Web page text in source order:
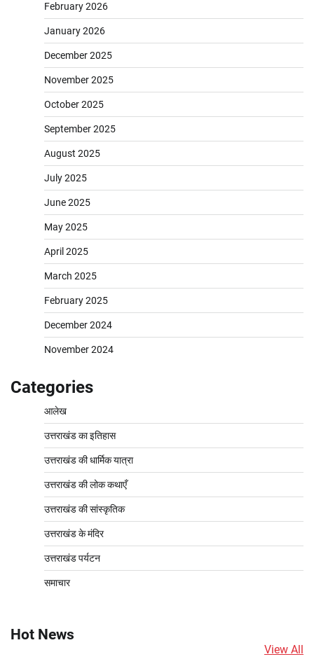
February 2026
January 2026
December 2025
November 2025
October 2025
September 2025
August 2025
July 2025
June 2025
May 2025
April 2025
March 2025
February 2025
December 2024
November 2024
Categories
आलेख
उत्तराखंड का इतिहास
उत्तराखंड की धार्मिक यात्रा
उत्तराखंड की लोक कथाएँ
उत्तराखंड की सांस्कृतिक
उत्तराखंड के मंदिर
उत्तराखंड पर्यटन
समाचार
Hot News
View All